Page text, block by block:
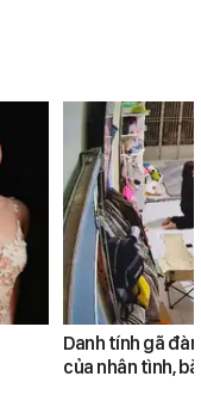
Danh tính gã
của nhân tình,